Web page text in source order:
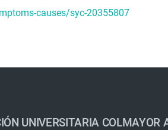
causes/syc-20355807
UNIVERSITARIA